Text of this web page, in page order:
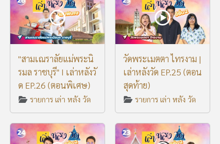
"สามเณราลัยแม่พระนิ
รมล ราชบุรี" I เล่าหลังวั
ด EP.26 (ตอนพิเศษ)
รายการ เล่า หลัง วัด
วัดพระเมตตา ไทรงาม |
เล่าหลังวัด EP.25 (ตอน
สุดท้าย)
รายการ เล่า หลัง วัด